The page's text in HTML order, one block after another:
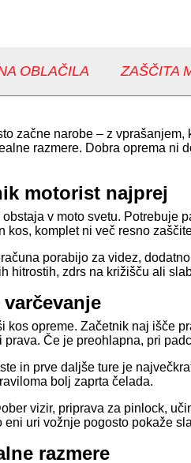
OBLAČILA ZAŠČITA
začne narobe – z
razmere. Dobra oprema ni
motorist najprej
v moto svetu. Potrebuje
kos, komplet ni več resno
porabijo za videz,
hitrostih, zdrs na križišču ali
kos opreme. Začetnik naj išče
Če je preohlapna, pri
in prve daljše ture je
bolj zaprta čelada.
vizir, priprava za pinlock,
uri vožnje pogosto pokaže
razmere